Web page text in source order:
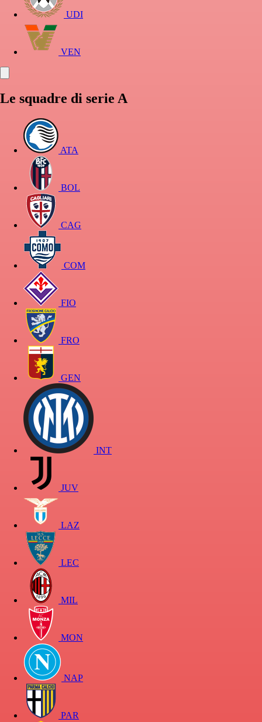
UDI
VEN
Le squadre di serie A
ATA
BOL
CAG
COM
FIO
FRO
GEN
INT
JUV
LAZ
LEC
MIL
MON
NAP
PAR